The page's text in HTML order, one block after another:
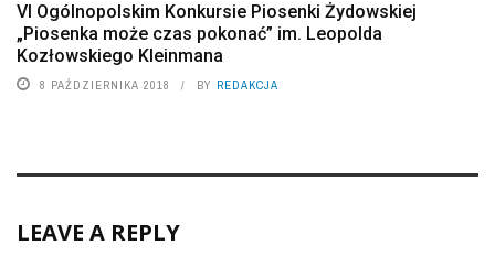
VI Ogólnopolskim Konkursie Piosenki Żydowskiej
„Piosenka może czas pokonać” im. Leopolda
Kozłowskiego Kleinmana
8 PAŹDZIERNIKA 2018 BY REDAKCJA
LEAVE A REPLY